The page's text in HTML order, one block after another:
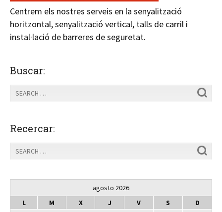
Centrem els nostres serveis en la senyalització
horitzontal, senyalització vertical, talls de carril i
instal·lació de barreres de seguretat.
Buscar:
Recercar:
agosto 2026
L
M X J V S
D